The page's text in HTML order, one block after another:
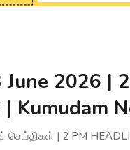
2026 |
Kumudam
செய்திகள் | 2 PM